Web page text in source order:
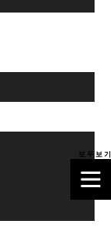
모 두 보 기